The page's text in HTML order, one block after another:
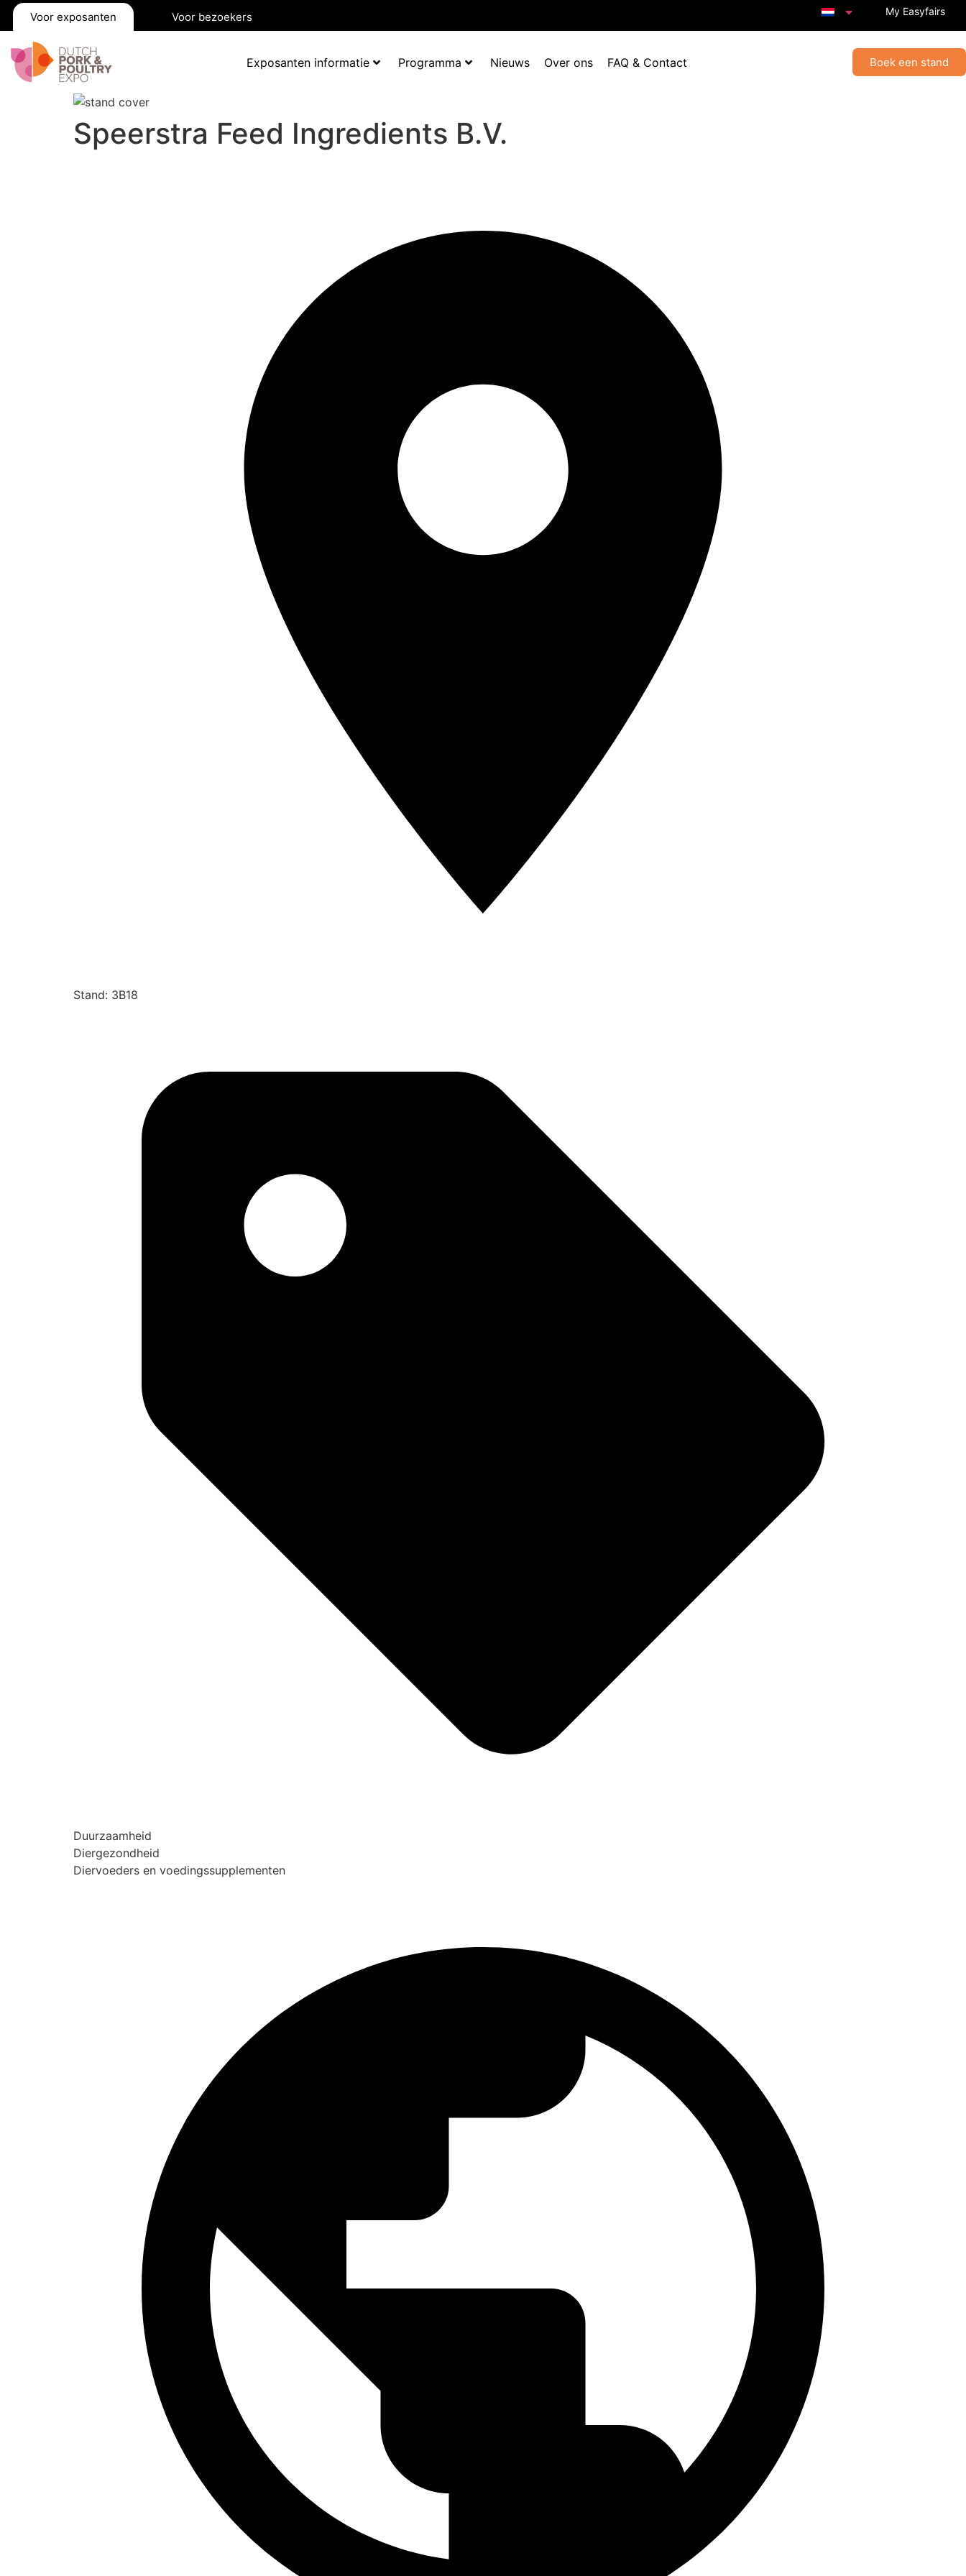
Voor exposanten Voor bezoekers My Easyfairs
Exposanten informatie Programma Nieuws Over ons FAQ & Contact Boek een stand
Speerstra Feed Ingredients B.V.
Stand: 3B18
Duurzaamheid
Diergezondheid
Diervoeders en voedingssupplementen